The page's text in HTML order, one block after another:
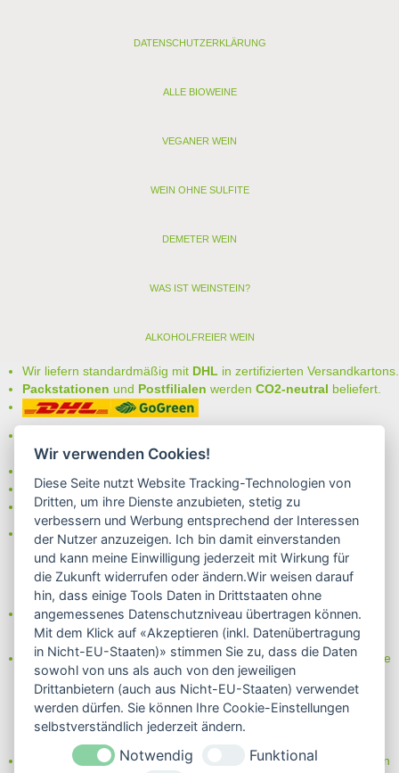
DATENSCHUTZERKLÄRUNG
ALLE BIOWEINE
VEGANER WEIN
WEIN OHNE SULFITE
DEMETER WEIN
WAS IST WEINSTEIN?
ALKOHOLFREIER WEIN
Wir liefern standardmäßig mit DHL in zertifizierten Versandkartons.
Packstationen und Postfilialen werden CO2-neutral beliefert.
auswählen:
- Rechnung
- Lastschrift/Bankeinzug
Das Internetsiegel "GEPRÜFTER SHOP – Sicher einkaufen":
Partner von:
Wine in Moderation - bewußt genießen
Erfahren Sie mehr über Biowein in unserem Blog oder Folgen Sie
uns!
Blog
Facebook
Instagram
Neben einem ausgesuchten Sortiment an Biowein, Biospirituosen
Wir verwenden Cookies!
Diese Seite nutzt Website Tracking-Technologien von
Dritten, um ihre Dienste anzubieten, stetig zu
verbessern und Werbung entsprechend der Interessen
der Nutzer anzuzeigen. Ich bin damit einverstanden
und kann meine Einwilligung jederzeit mit Wirkung für
die Zukunft widerrufen oder ändern.Wir weisen darauf
hin, dass einige Tools Daten in Drittstaaten ohne
angemessenes Datenschutzniveau übertragen können.
Mit dem Klick auf «Akzeptieren (inkl. Datenübertragung
in Nicht-EU-Staaten)» stimmen Sie zu, dass die Daten
sowohl von uns als auch von den jeweiligen
Drittanbietern (auch aus Nicht-EU-Staaten) verwendet
werden dürfen. Sie können Ihre Cookie-Einstellungen
selbstverständlich jederzeit ändern.
Notwendig
Funktional